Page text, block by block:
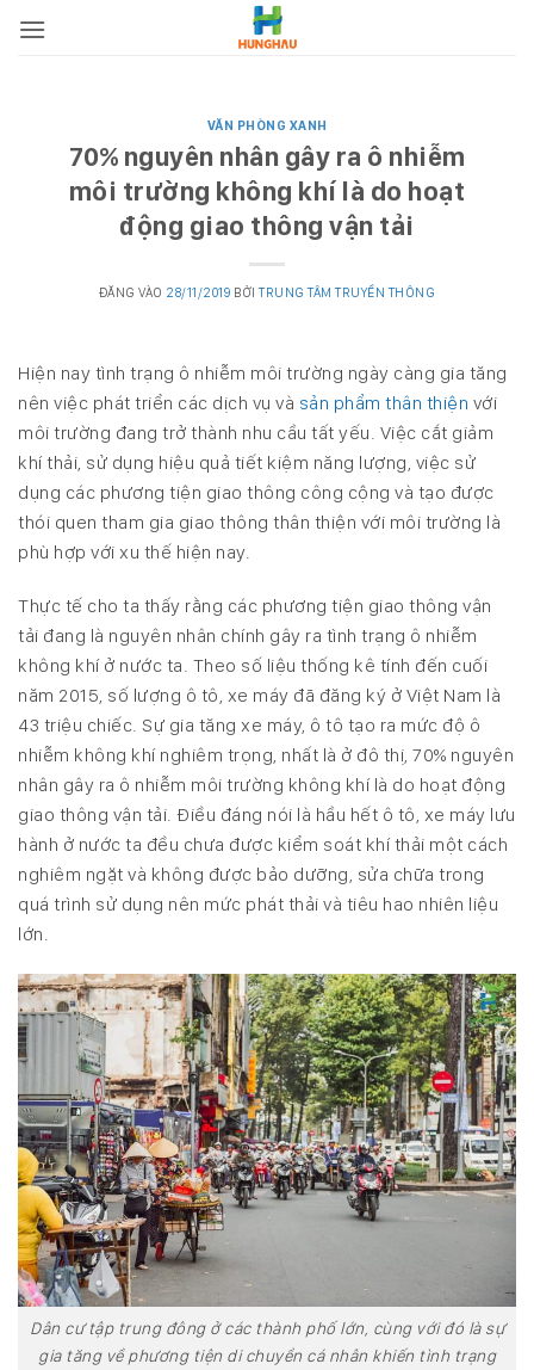
qua
VĂN PHÒNG XANH
70% nguyên nhân gây ra ô nhiễm
môi trường không khí là do hoạt
động giao thông vận tải
ĐĂNG VÀO 28/11/2019 BỞITRUNG TÂM TRUYỀN THÔNG
Hiện nay tình trạng ô nhiễm môi trường ngày càng gia tăng
nên việc phát triển các dịch vụ và sản phẩm thân thiện với
môi trường đang trở thành nhu cầu tất yếu. Việc cắt giảm
khí thải, sử dụng hiệu quả tiết kiệm năng lượng, việc sử
dụng các phương tiện giao thông công cộng và tạo được
thói quen tham gia giao thông thân thiện với môi trường là
phù hợp với xu thế hiện nay.
Thực tế cho ta thấy rằng các phương tiện giao thông vận
tải đang là nguyên nhân chính gây ra tình trạng ô nhiễm
không khí ở nước ta. Theo số liệu thống kê tính đến cuối
năm 2015, số lượng ô tô, xe máy đã đăng ký ở Việt Nam là
43 triệu chiếc. Sự gia tăng xe máy, ô tô tạo ra mức độ ô
nhiễm không khí nghiêm trọng, nhất là ở đô thị, 70% nguyên
nhân gây ra ô nhiễm môi trường không khí là do hoạt động
giao thông vận tải. Điều đáng nói là hầu hết ô tô, xe máy lưu
hành ở nước ta đều chưa được kiểm soát khí thải một cách
nghiêm ngặt và không được bảo dưỡng, sửa chữa trong
quá trình sử dụng nên mức phát thải và tiêu hao nhiên liệu
lớn.
Dân cư tập trung đông ở các thành phố lớn, cùng với đó là sự
gia tăng về phương tiện di chuyển cá nhân khiến tình trạng